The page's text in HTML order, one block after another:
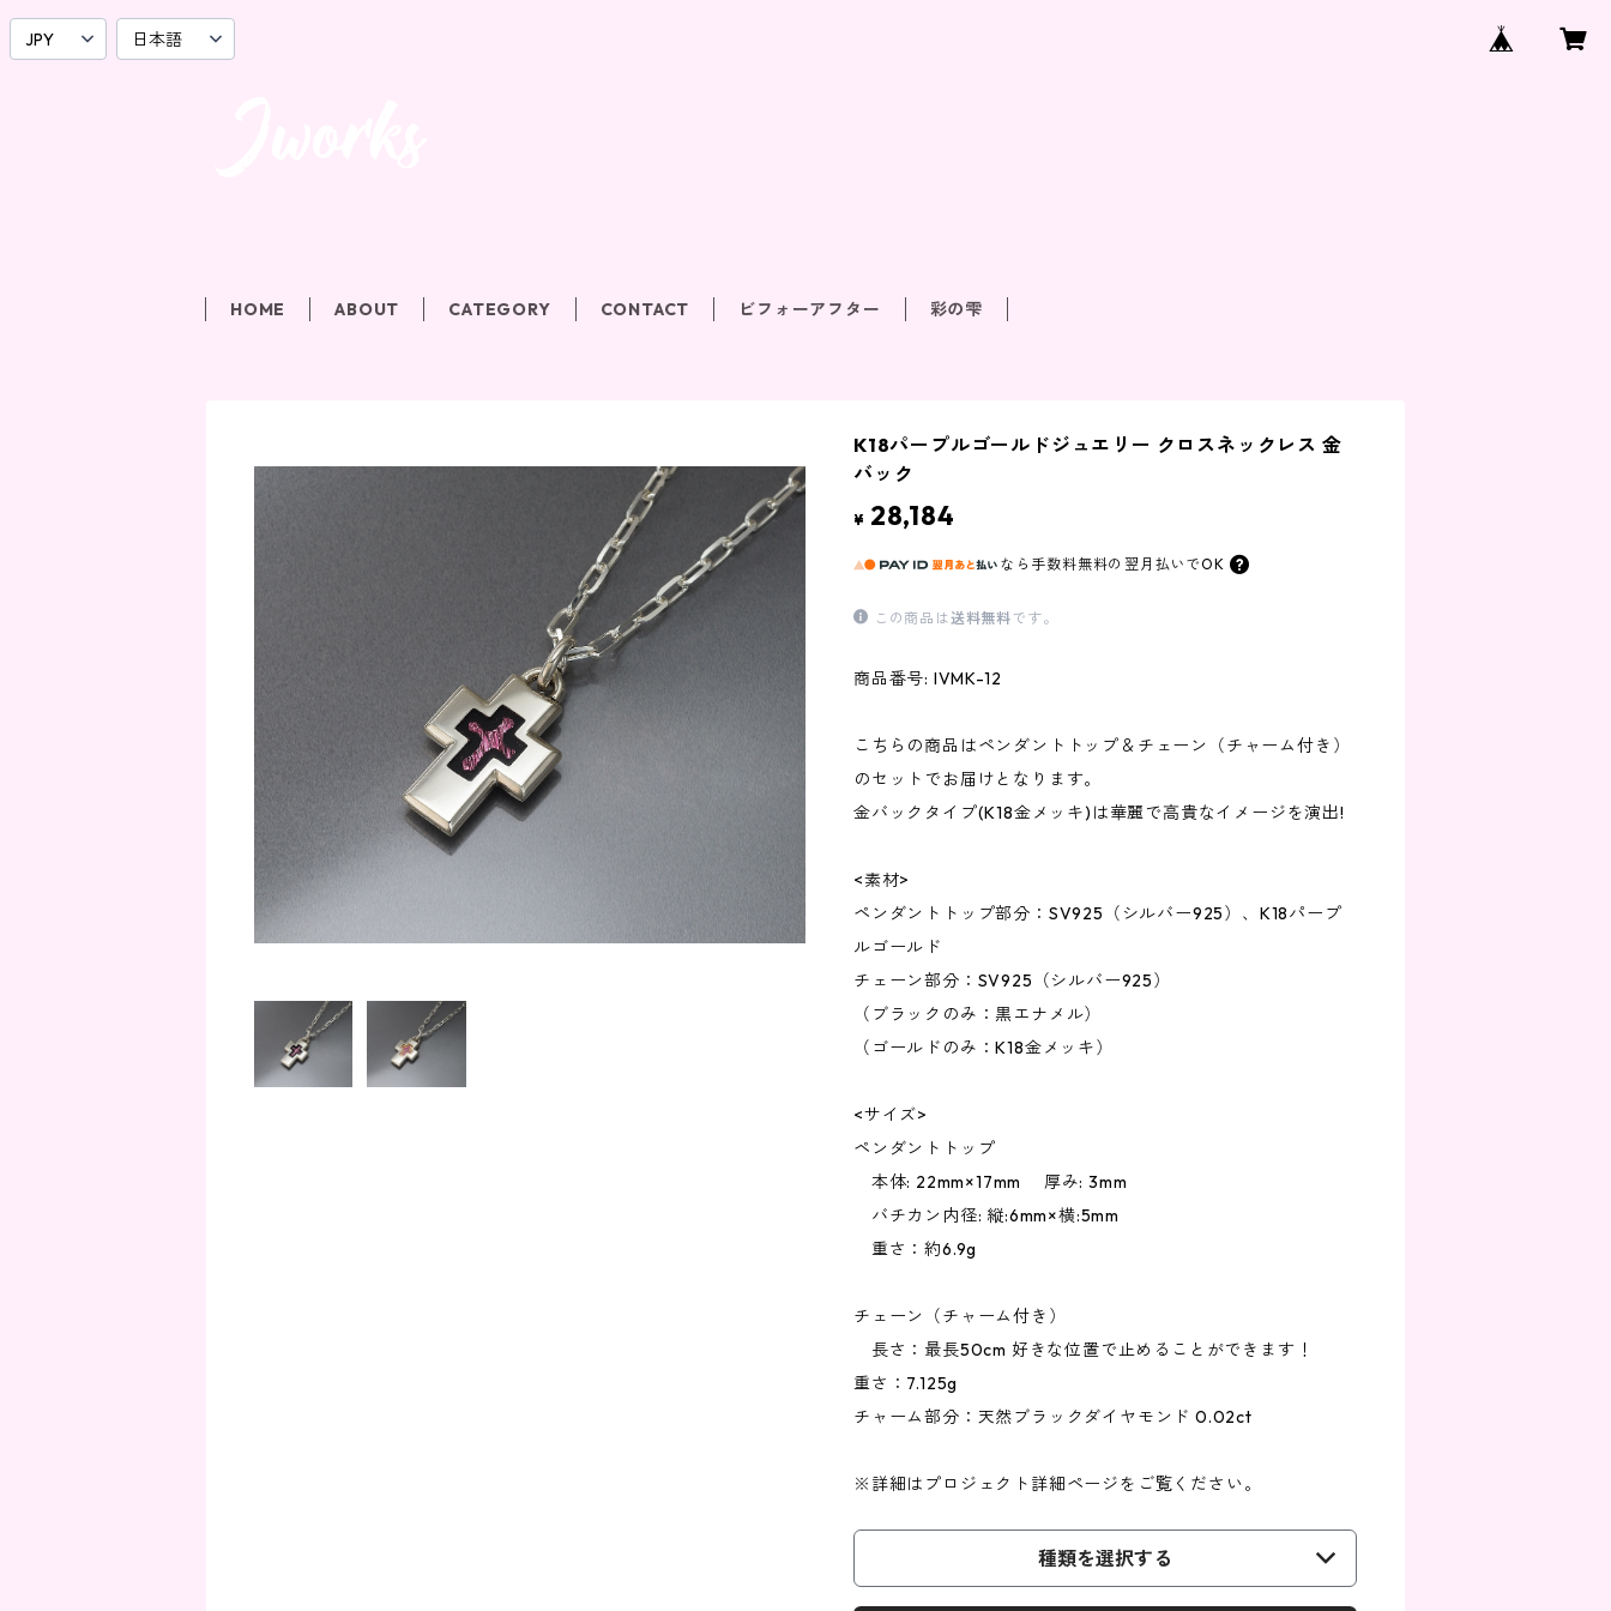
HOME ABOUT CATEGORY CONTACT ビフォーアフター 彩の雫
K18パープルゴールドジュエリー クロスネックレス 金
バック
¥ 28,184
なら 手数料無料の 翌月払いでOK
この商品は送料無料です。
商品番号: IVMK-12
こちらの商品はペンダントトップ＆チェーン（チャーム付き）
のセットでお届けとなります。
金バックタイプ(K18金メッキ)は華麗で高貴なイメージを演出!
<素材>
ペンダントトップ部分：SV925（シルバー925）、K18パープ
ルゴールド
チェーン部分：SV925（シルバー925）
（ブラックのみ：黒エナメル）
（ゴールドのみ：K18金メッキ）
<サイズ>
ペンダントトップ
本体: 22mm×17mm 厚み: 3mm
バチカン内径: 縦:6mm×横:5mm
重さ：約6.9g
チェーン（チャーム付き）
長さ：最長50cm 好きな位置で止めることができます！
重さ：7.125g
チャーム部分：天然ブラックダイヤモンド 0.02ct
※詳細はプロジェクト詳細ページをご覧ください。
種類を選択する